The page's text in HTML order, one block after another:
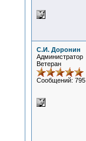
С.И. Доронин
Администратор
Ветеран
Сообщений: 795